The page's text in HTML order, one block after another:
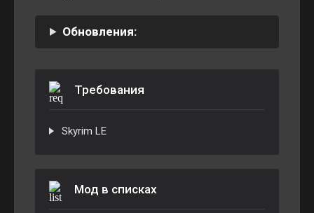
Обновления:
Требования
Skyrim LE
Мод в списках